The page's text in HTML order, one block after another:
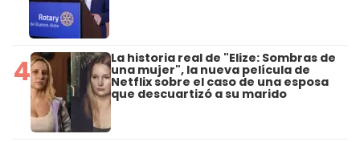
4 La historia real de "Elize: Sombras de
una mujer", la nueva película de
Netflix sobre el caso de una esposa
que descuartizó a su marido